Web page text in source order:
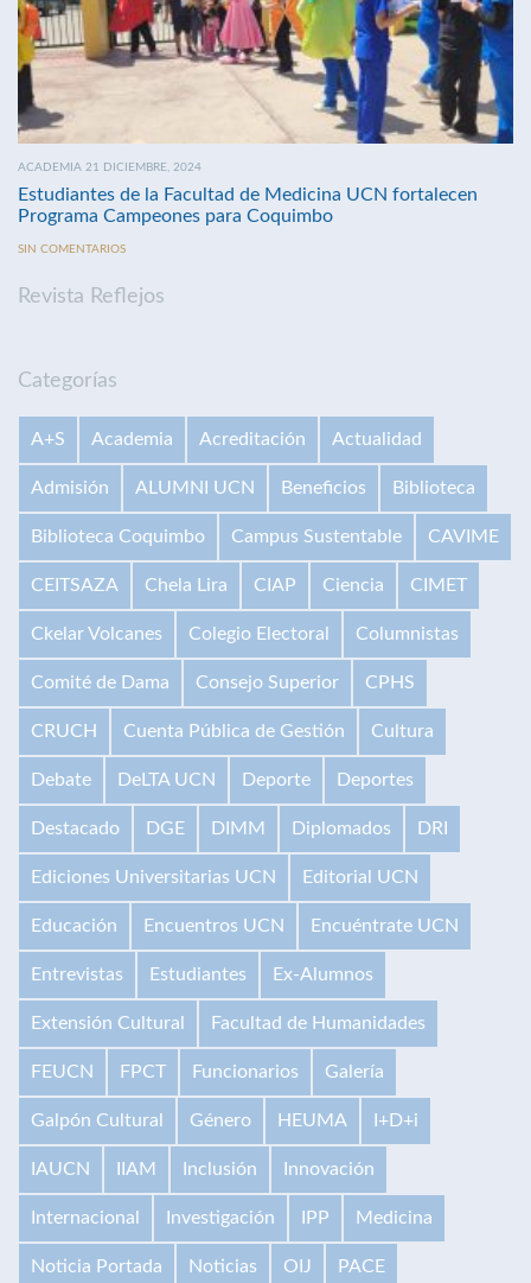
ACADEMIA 21 DICIEMBRE, 2024
Estudiantes de la Facultad de Medicina UCN fortalecen
Programa Campeones para Coquimbo
SIN COMENTARIOS
Revista Reflejos
Categorías
A+S Academia Acreditación Actualidad
Admisión ALUMNI UCN Beneficios Biblioteca
Biblioteca Coquimbo Campus Sustentable CAVIME
CEITSAZA Chela Lira CIAP Ciencia CIMET
Ckelar Volcanes Colegio Electoral Columnistas
Comité de Dama Consejo Superior CPHS
CRUCH Cuenta Pública de Gestión Cultura
Debate DeLTA UCN Deporte Deportes
Destacado DGE DIMM Diplomados DRI
Ediciones Universitarias UCN Editorial UCN
Educación Encuentros UCN Encuéntrate UCN
Entrevistas Estudiantes Ex-Alumnos
Extensión Cultural Facultad de Humanidades
FEUCN FPCT Funcionarios Galería
Galpón Cultural Género HEUMA I+D+i
IAUCN IIAM Inclusión Innovación
Internacional Investigación IPP Medicina
Noticia Portada Noticias OIJ PACE